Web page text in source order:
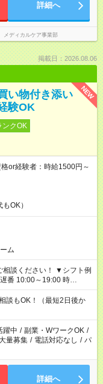
詳細へ
メディカルケア事業部
掲載日：2026.08.06
NEW
い物付き添い
験OK
ンクOK
or経験者：時給1500円～
OK）
ム
さい！ ▼シフト例
番 10:00～19:00 時
ートがいい」 「お昼の時
あれば教えてください
談もOK！（最短2日後か
躍中 / 副業・WワークOK /
量募集 / 電話対応なし / パ
詳細へ